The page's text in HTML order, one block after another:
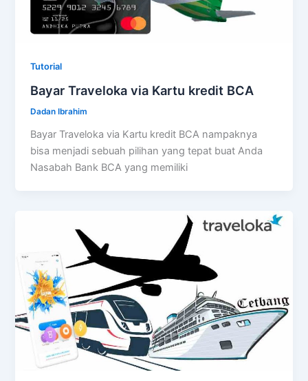
Tutorial
Bayar Traveloka via Kartu kredit BCA
Dadan Ibrahim
Bayar Traveloka via Kartu kredit BCA nampaknya
bisa menjadi sebuah pilihan yang tepat buat Anda
Nasabah Bank BCA yang memiliki